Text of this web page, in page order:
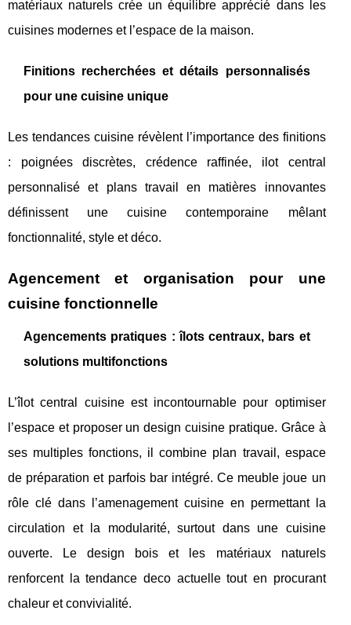
matériaux naturels crée un équilibre apprécié dans les
cuisines modernes et l’espace de la maison.
Finitions recherchées et détails personnalisés
pour une cuisine unique
Les tendances cuisine révèlent l’importance des finitions
: poignées discrètes, crédence raffinée, ilot central
personnalisé et plans travail en matières innovantes
définissent une cuisine contemporaine mêlant
fonctionnalité, style et déco.
Agencement et organisation pour une
cuisine fonctionnelle
Agencements pratiques : îlots centraux, bars et
solutions multifonctions
L’îlot central cuisine est incontournable pour optimiser
l’espace et proposer un design cuisine pratique. Grâce à
ses multiples fonctions, il combine plan travail, espace
de préparation et parfois bar intégré. Ce meuble joue un
rôle clé dans l’amenagement cuisine en permettant la
circulation et la modularité, surtout dans une cuisine
ouverte. Le design bois et les matériaux naturels
renforcent la tendance deco actuelle tout en procurant
chaleur et convivialité.